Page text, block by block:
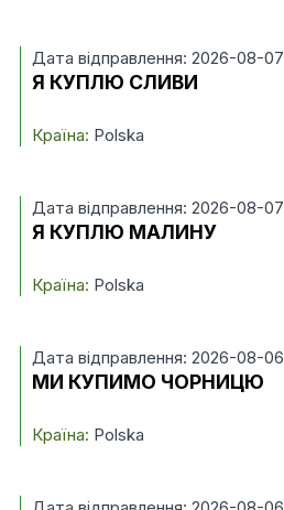
Дата відправлення: 2026-08-07
Я КУПЛЮ СЛИВИ
Країна: Polska
Дата відправлення: 2026-08-07
Я КУПЛЮ МАЛИНУ
Країна: Polska
Дата відправлення: 2026-08-06
МИ КУПИМО ЧОРНИЦЮ
Країна: Polska